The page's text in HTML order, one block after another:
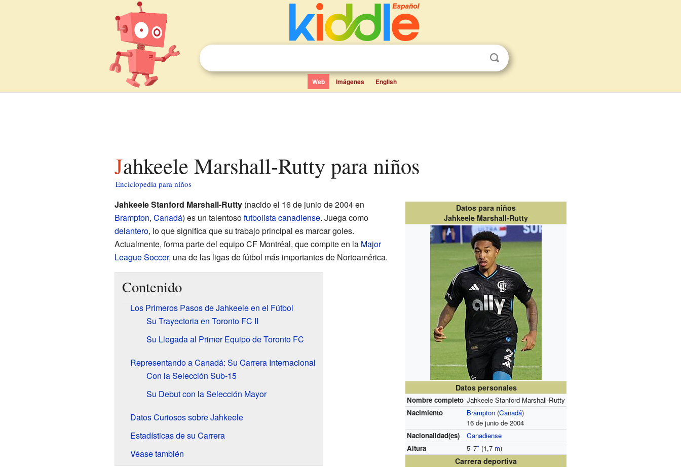
Web Imágenes English
Jahkeele Marshall-Rutty para niños
Enciclopedia para niños
Datos para niños
Jahkeele Marshall-Rutty
Datos personales
Nombre completo Jahkeele Stanford Marshall-Rutty
Nacimiento
Brampton (Canadá)
16 de junio de 2004
Nacionalidad(es)
Canadiense
Altura
5′ 7″ (1,7 m)
Carrera deportiva
Jahkeele Stanford Marshall-Rutty(nacido el 16 de junio de 2004 en
Brampton, Canadá) es un talentosofutbolistacanadiense. Juega como
delantero, lo que significa que su trabajo principal es marcar goles.
Actualmente, forma parte del equipo CF Montréal, que compite en la Major
League Soccer, una de las ligas de fútbol más importantes de Norteamérica.
Contenido
Los Primeros Pasos de Jahkeele en el Fútbol
Su Trayectoria en Toronto FC II
Su Llegada al Primer Equipo de Toronto FC
Representando a Canadá: Su Carrera Internacional
Con la Selección Sub-15
Su Debut con la Selección Mayor
Datos Curiosos sobre Jahkeele
Estadísticas de su Carrera
Véase también